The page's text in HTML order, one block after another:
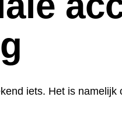
iets. Het is namelijk